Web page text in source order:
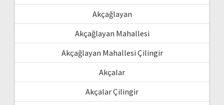
Akçağlayan
Akçağlayan Mahallesi
Akçağlayan Mahallesi Çilingir
Akçalar
Akçalar Çilingir